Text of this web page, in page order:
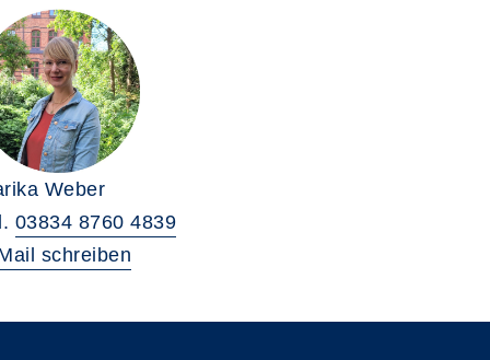
Weber
03834 8760 4839
schreiben